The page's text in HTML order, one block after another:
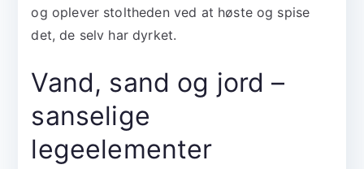
og oplever stoltheden ved at høste og spise
det, de selv har dyrket.
Vand, sand og jord –
sanselige
legeelementer